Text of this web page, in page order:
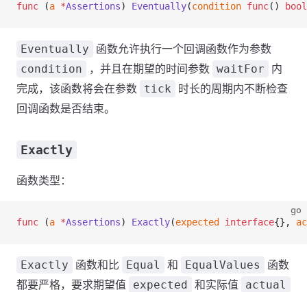
func (a *Assertions) Eventually(condition func() bool
Eventually 函数允许执行一个回调函数作为参数
condition ，并且在期望的时间参数 waitFor
内
完成，该函数将会在参数 tick
时长的周期内不断检查
回调函数是否结束。
Exactly
函数类型：
go
func (a *Assertions) Exactly(expected interface{},
Exactly 函数和比 Equal 和 EqualValues
函数
都要严格，要求期望值
expected 和实际值 actual